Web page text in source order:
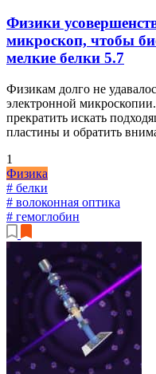
Физики
микроскоп, чтобы
мелкие белки 5.7
Физикам долго не
электронной
прекратить искать
пластины и обратить
1
Физика
# белки
# волоконная оптика
# гемоглобин